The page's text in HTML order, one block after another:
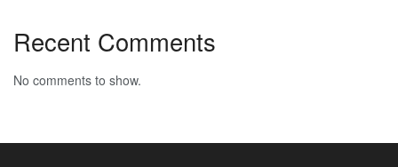
Recent Comments
No comments to show.